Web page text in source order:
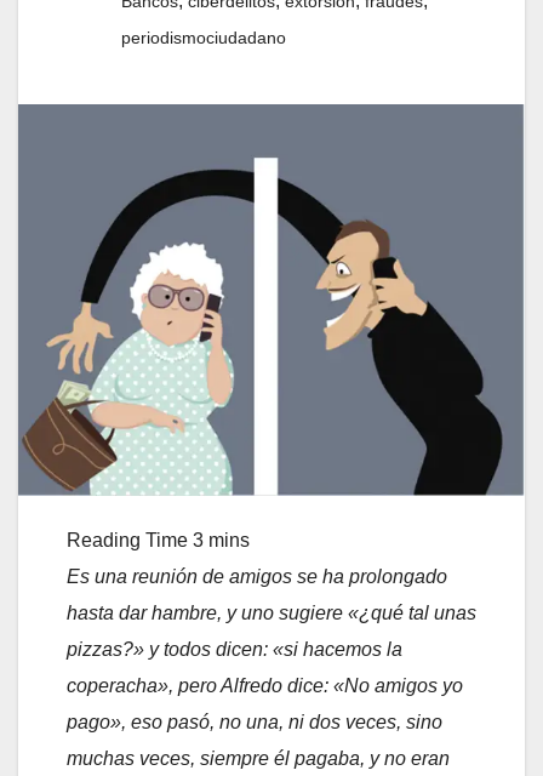
periodismociudadano
Es una reunión de amigos se ha prolongado
hasta dar hambre, y uno sugiere «¿qué tal unas
pizzas?» y todos dicen: «si hacemos la
coperacha», pero Alfredo dice: «No amigos yo
pago», eso pasó, no una, ni dos veces, sino
muchas veces, siempre él pagaba, y no eran